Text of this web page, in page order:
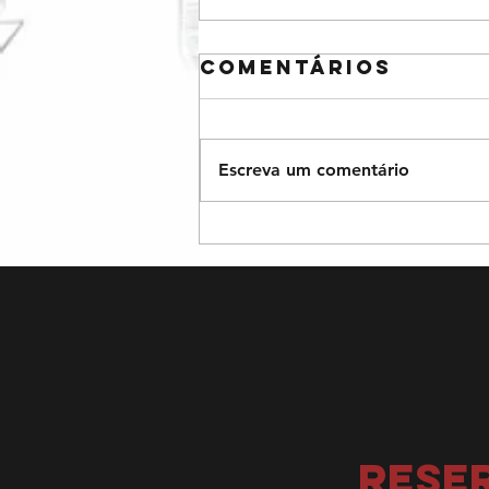
A lenda dos
mil tsurus
Comentários
Escreva um comentário